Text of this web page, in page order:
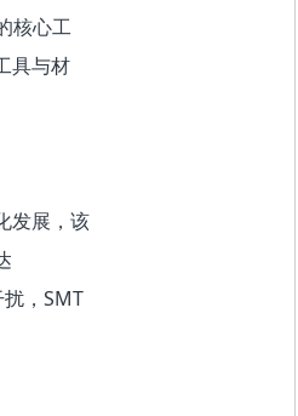
核心工
具与材
发展，该
，SMT